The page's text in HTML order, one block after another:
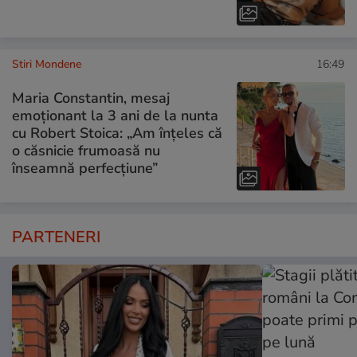
Stiri Mondene 16:49
Maria Constantin, mesaj
emoționant la 3 ani de la nunta
cu Robert Stoica: „Am înțeles că
o căsnicie frumoasă nu
înseamnă perfecțiune”
PARTENERI